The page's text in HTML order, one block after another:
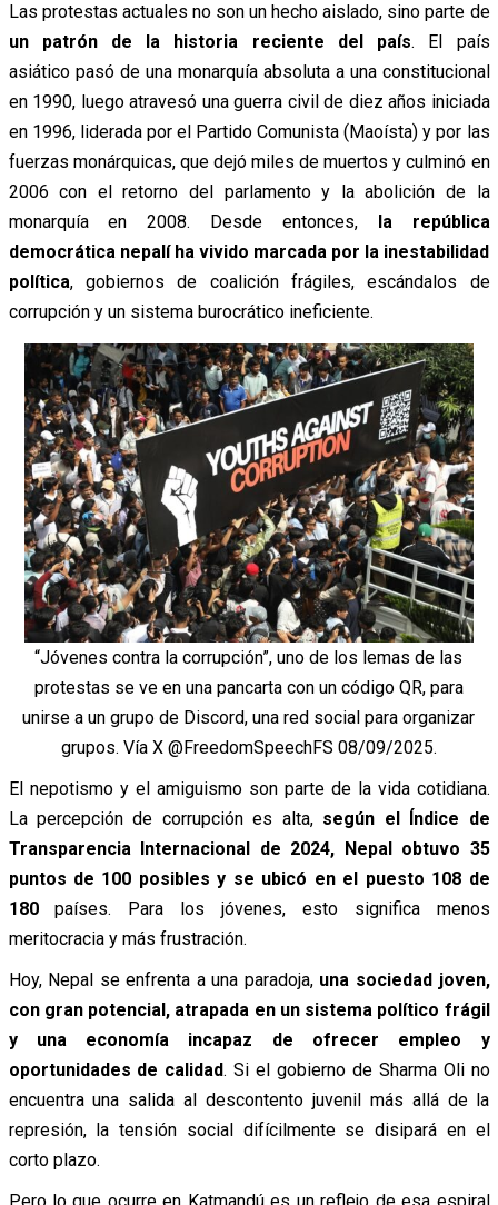
Las protestas actuales no son un hecho aislado, sino parte de
un patrón de la historia reciente del país. El país
asiático pasó de una monarquía absoluta a una constitucional
en 1990, luego atravesó una guerra civil de diez años iniciada
en 1996, liderada por el Partido Comunista (Maoísta) y por las
fuerzas monárquicas, que dejó miles de muertos y culminó en
2006 con el retorno del parlamento y la abolición de la
monarquía en 2008. Desde entonces,la república
democrática nepalí ha vivido marcada por la inestabilidad
política, gobiernos de coalición frágiles, escándalos de
corrupción y un sistema burocrático ineficiente.
“Jóvenes contra la corrupción”, uno de los lemas de las
protestas se ve en una pancarta con un código QR, para
unirse a un grupo de Discord, una red social para organizar
grupos. Vía X @FreedomSpeechFS 08/09/2025.
El nepotismo y el amiguismo son parte de la vida cotidiana.
La percepción de corrupción es alta, según el Índice de
Transparencia Internacional de 2024, Nepal obtuvo 35
puntos de 100 posibles y se ubicó en el puesto 108 de
180países. Para los jóvenes, esto significa menos
meritocracia y más frustración.
Hoy, Nepal se enfrenta a una paradoja, una sociedad joven,
con gran potencial, atrapada en un sistema político frágil
y una economía incapaz de ofrecer empleo y
oportunidades de calidad. Si el gobierno de Sharma Oli no
encuentra una salida al descontento juvenil más allá de la
represión, la tensión social difícilmente se disipará en el
corto plazo.